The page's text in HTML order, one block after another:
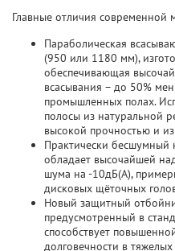
Главные отличия современной
Параболическая
(950 или 1180 мм),
обеспечивающая
всасывания – до 50%
промышленных полах.
полосы из натуральной
высокой прочностью и
Практически
обладает высочайшей
шума на -10дБ(A),
дисковых щёточных
Новый защитный
предусмотренный в
способствует
долговечности в